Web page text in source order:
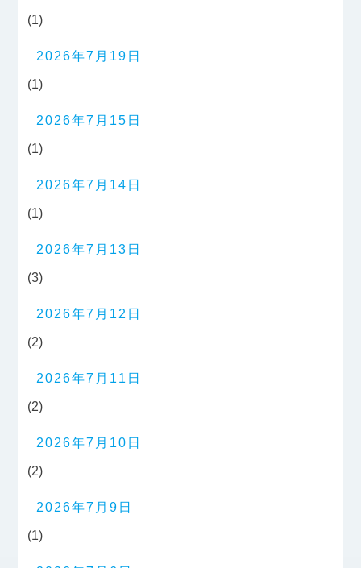
(1)
2026年7月19日
(1)
2026年7月15日
(1)
2026年7月14日
(1)
2026年7月13日
(3)
2026年7月12日
(2)
2026年7月11日
(2)
2026年7月10日
(2)
2026年7月9日
(1)